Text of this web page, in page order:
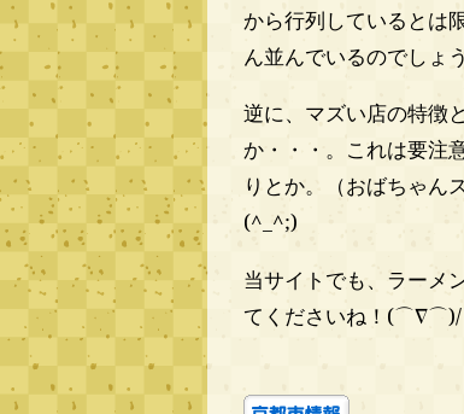
から行列しているとは
ん並んでいるのでしょ
逆に、マズい店の特徴
か・・・。これは要注
りとか。（おばちゃん
(^_^;)
当サイトでも、ラーメ
てくださいね！(⌒∇⌒)/